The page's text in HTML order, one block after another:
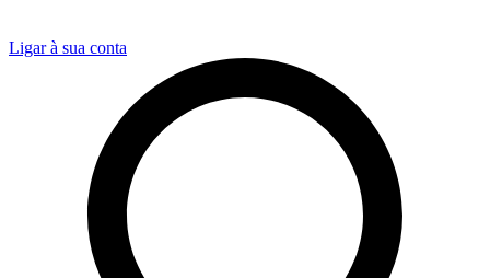
Ligar à sua conta